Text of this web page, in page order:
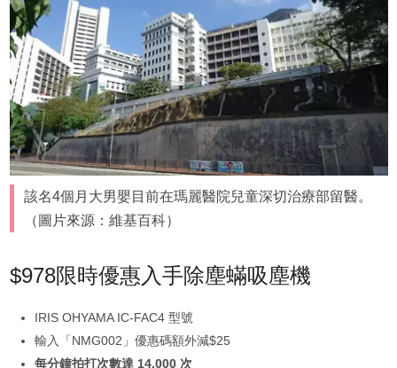
該名4個月大男嬰目前在瑪麗醫院兒童深切治療部留醫。
（圖片來源：維基百科）
$978限時優惠入手除塵蟎吸塵機
IRIS OHYAMA IC-FAC4 型號
輸入「NMG002」優惠碼額外減$25
每分鐘拍打次數達 14,000 次